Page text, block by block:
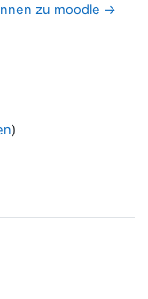
zu moodle →
)